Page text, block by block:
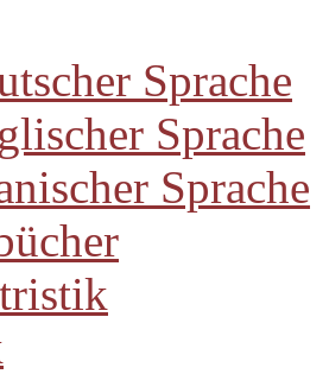
Sprache
Sprache
Sprache